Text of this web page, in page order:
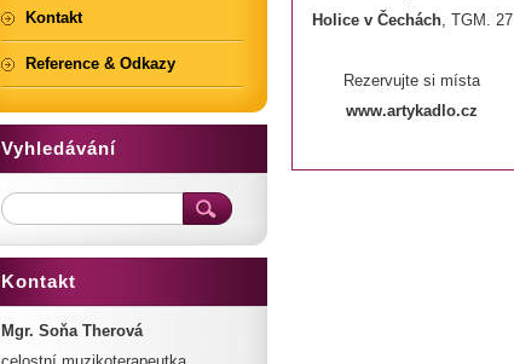
Holice v Čechách, TGM. 27
Rezervujte si místa
www.artykadlo.cz
Kontakt
Reference & Odkazy
Vyhledávání
Kontakt
Mgr. Soňa Therová